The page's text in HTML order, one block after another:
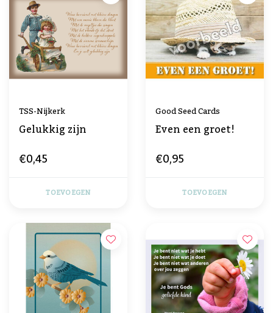
TSS-Nijkerk
Gelukkig zijn
€0,45
TOEVOEGEN
Good Seed Cards
Even een groet!
€0,95
TOEVOEGEN